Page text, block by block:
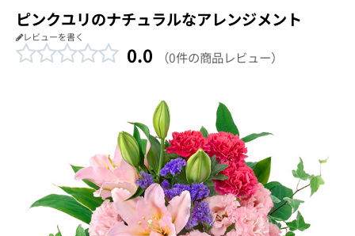
ピンクユリのナチュラルなアレンジメント
レビューを書く
0.0 （0件の商品レビュー）